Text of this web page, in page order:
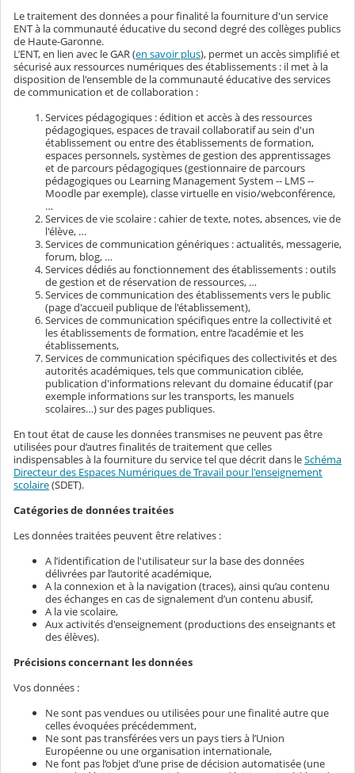
Le traitement des données a pour finalité la fourniture d'un service
ENT à la communauté éducative du second degré des collèges publics
de Haute-Garonne.
L’ENT, en lien avec le GAR (en savoir plus), permet un accès simplifié et
sécurisé aux ressources numériques des établissements : il met à la
disposition de l'ensemble de la communauté éducative des services
de communication et de collaboration :
Services pédagogiques : édition et accès à des ressources
pédagogiques, espaces de travail collaboratif au sein d'un
établissement ou entre des établissements de formation,
espaces personnels, systèmes de gestion des apprentissages
et de parcours pédagogiques (gestionnaire de parcours
pédagogiques ou Learning Management System -- LMS --
Moodle par exemple), classe virtuelle en visio/webconférence,
…
Services de vie scolaire : cahier de texte, notes, absences, vie de
l'élève, …
Services de communication génériques : actualités, messagerie,
forum, blog, …
Services dédiés au fonctionnement des établissements : outils
de gestion et de réservation de ressources, …
Services de communication des établissements vers le public
(page d'accueil publique de l'établissement),
Services de communication spécifiques entre la collectivité et
les établissements de formation, entre l’académie et les
établissements,
Services de communication spécifiques des collectivités et des
autorités académiques, tels que communication ciblée,
publication d'informations relevant du domaine éducatif (par
exemple informations sur les transports, les manuels
scolaires…) sur des pages publiques.
En tout état de cause les données transmises ne peuvent pas être
utilisées pour d’autres finalités de traitement que celles
indispensables à la fourniture du service tel que décrit dans leSchéma
Directeur des Espaces Numériques de Travail pour l'enseignement
scolaire(SDET).
Catégories de données traitées
Les données traitées peuvent être relatives :
A l’identification de l'utilisateur sur la base des données
délivrées par l’autorité académique,
A la connexion et à la navigation (traces), ainsi qu’au contenu
des échanges en cas de signalement d’un contenu abusif,
A la vie scolaire,
Aux activités d'enseignement (productions des enseignants et
des élèves).
Précisions concernant les données
Vos données :
Ne sont pas vendues ou utilisées pour une finalité autre que
celles évoquées précédemment,
Ne sont pas transférées vers un pays tiers à l’Union
Européenne ou une organisation internationale,
Ne font pas l’objet d’une prise de décision automatisée (une